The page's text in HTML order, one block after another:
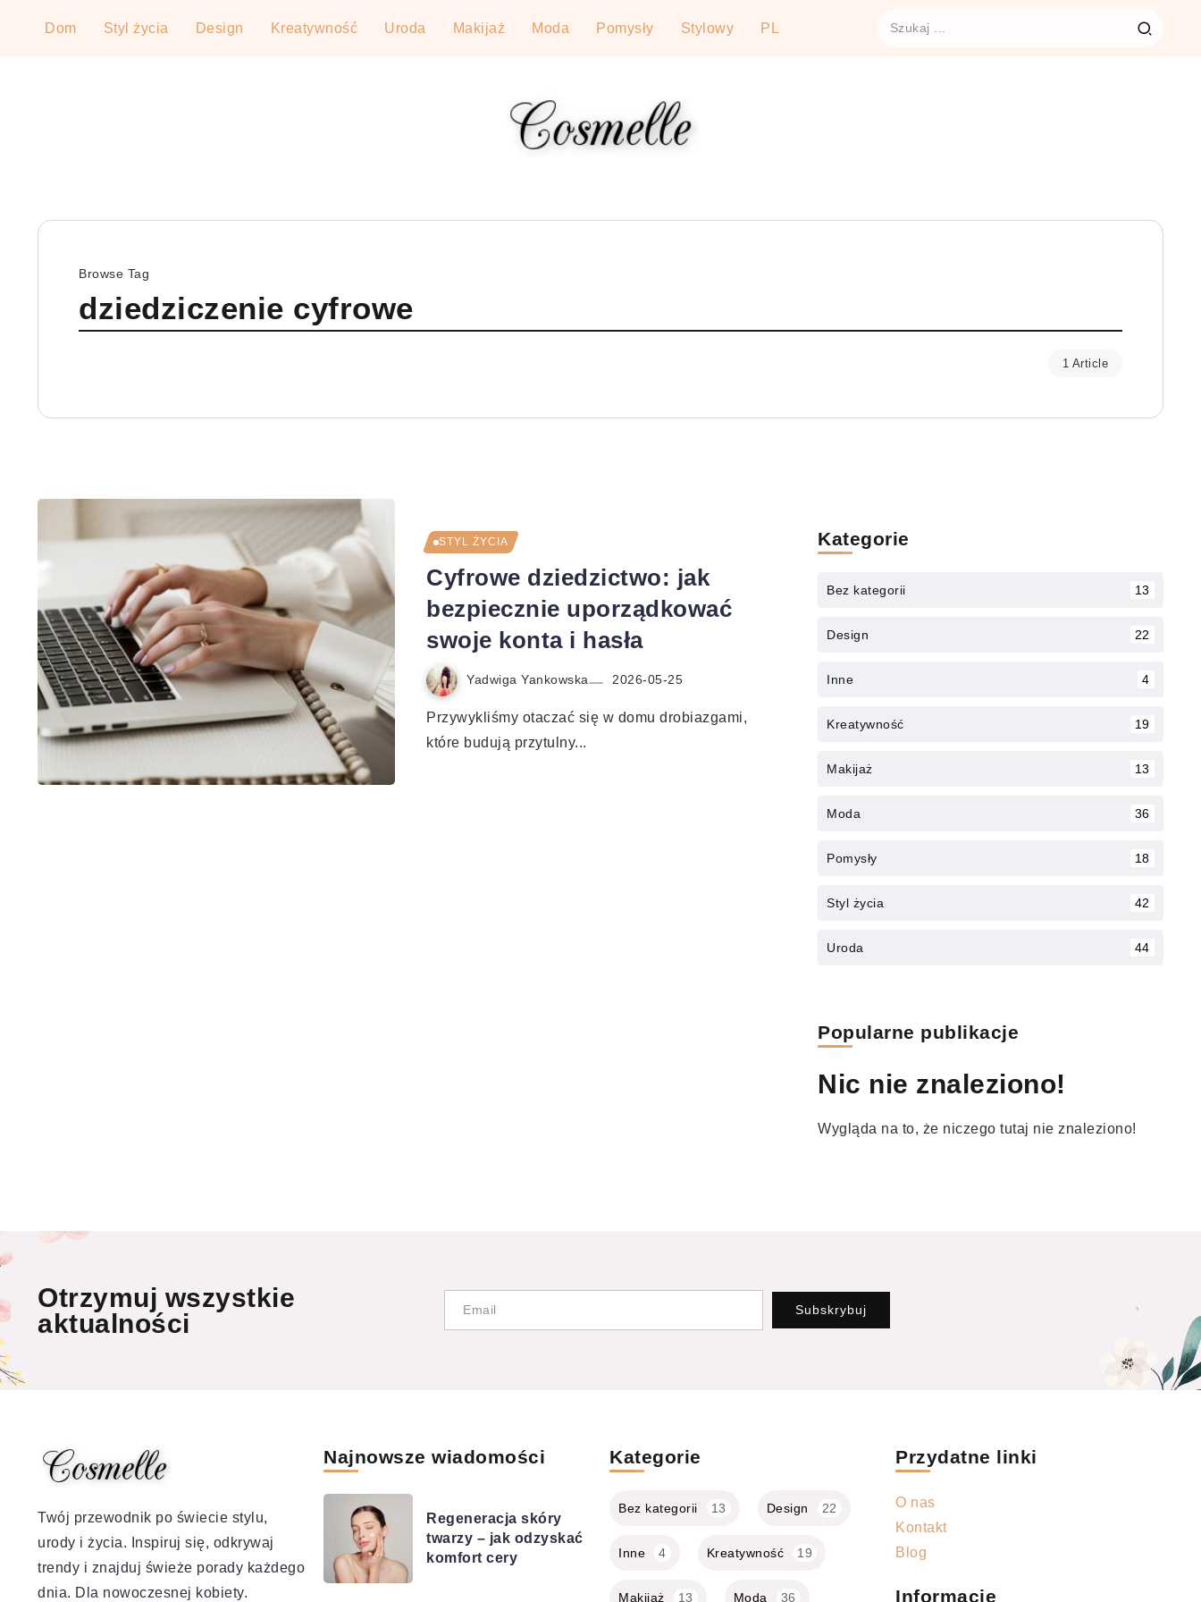
Dom Styl życia Design Kreatywność Uroda Makijaż Moda Pomysły Stylowy PL
Browse Tag
dziedziczenie cyfrowe
1 Article
STYL ŻYCIA
Cyfrowe dziedzictwo: jak
bezpiecznie uporządkować
swoje konta i hasła
Yadwiga Yankowska 2026-05-25
Przywykliśmy otaczać się w domu drobiazgami,
które budują przytulny...
Kategorie
Bez kategorii 13
Design 22
Inne 4
Kreatywność 19
Makijaż 13
Moda 36
Pomysły 18
Styl życia 42
Uroda 44
Popularne publikacje
Nic nie znaleziono!
Wygląda na to, że niczego tutaj nie znaleziono!
Otrzymuj wszystkie
aktualności
Subskrybuj
Twój przewodnik po świecie stylu,
urody i życia. Inspiruj się, odkrywaj
trendy i znajduj świeże porady każdego
dnia. Dla nowoczesnej kobiety.
Najnowsze wiadomości
Regeneracja skóry
twarzy – jak odzyskać
komfort cery
Kategorie
Bez kategorii 13 Design 22
Inne 4 Kreatywność 19
Makijaż 13 Moda 36
Przydatne linki
O nas
Kontakt
Blog
Informacje